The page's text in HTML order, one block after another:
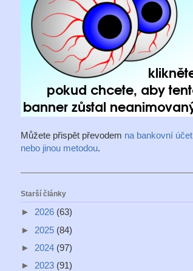
Můžete přispět převodem na bankovní účet
nebo jinou metodou.
Starší články
► 2026 (63)
► 2025 (84)
► 2024 (97)
► 2023 (91)